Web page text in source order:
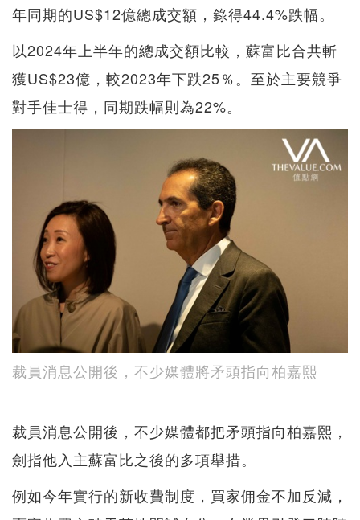
年同期的US$12億總成交額，錄得44.4%跌幅。
以2024年上半年的總成交額比較，蘇富比合共斬
獲US$23億，較2023年下跌25％。至於主要競爭
對手佳士得，同期跌幅則為22%。
裁員消息公開後，不少媒體將矛頭指向柏嘉熙
裁員消息公開後，不少媒體都把矛頭指向柏嘉熙，
劍指他入主蘇富比之後的多項舉措。
例如今年實行的新收費制度，買家佣金不加反減，